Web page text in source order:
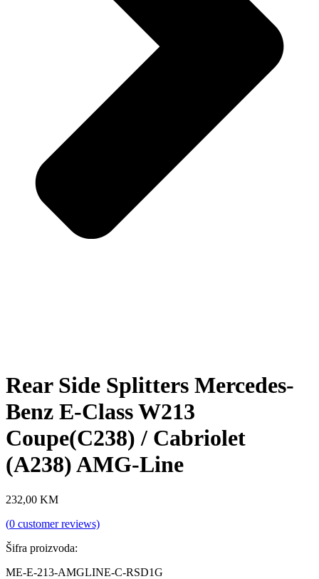
Rear Side Splitters Mercedes-
Benz E-Class W213
Coupe(C238) / Cabriolet
(A238) AMG-Line
232,00 KM
(0 customer reviews)
Šifra proizvoda:
ME-E-213-AMGLINE-C-RSD1G